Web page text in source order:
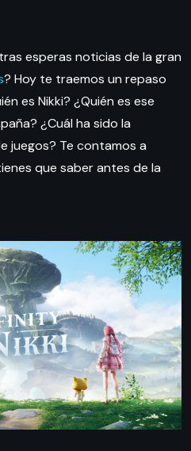
esperas noticias de la gran
? Hoy te traemos un repaso
es Nikki? ¿Quién es ese
¿Cuál ha sido la
juegos? Te contamos a
que saber antes de la